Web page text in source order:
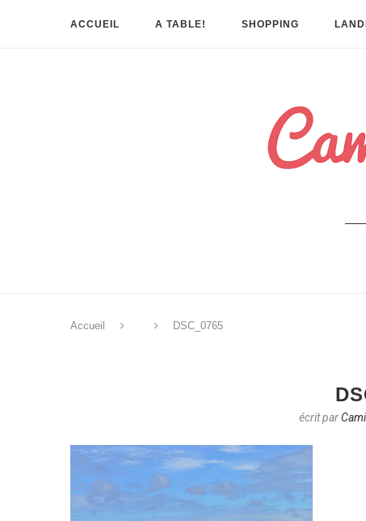
ACCUEIL A TABLE! SHOPPING
Accueil DSC_0765
écrit par